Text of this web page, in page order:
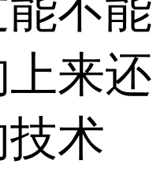
不能
来还
术